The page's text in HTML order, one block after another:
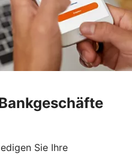
Sie Ihre